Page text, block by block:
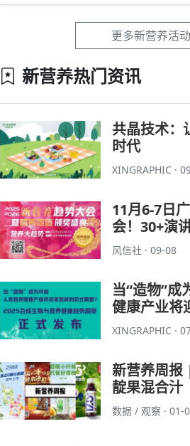
更多新营养活动
新营养热门资讯
共晶技术：
时代
XINGRAPHIC ·
11月6-7日
会！30+演
风信社 · 09-08
当“造物”成
健康产业将
XINGRAPHIC ·
新营养周报
靛果混合汁
数据 / 观察 · 01-